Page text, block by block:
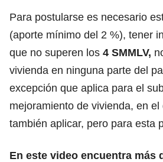
Para postularse es necesario
(aporte mínimo del 2 %), tener
que no superen los 4 SMMLV,
vivienda en ninguna parte del
excepción que aplica para el
mejoramiento de vivienda, en
también aplicar, pero para esta
En este video encuentra más